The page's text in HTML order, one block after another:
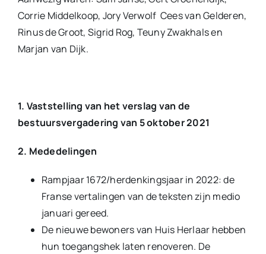
Corrie Middelkoop, Jory Verwolf Cees van Gelderen,
Rinus de Groot, Sigrid Rog, Teuny Zwakhals en
Marjan van Dijk.
1. Vaststelling van het verslag van de
bestuursvergadering van 5 oktober 2021
2. Mededelingen
Rampjaar 1672/herdenkingsjaar in 2022: de
Franse vertalingen van de teksten zijn medio
januari gereed.
De nieuwe bewoners van Huis Herlaar hebben
hun toegangshek laten renoveren. De